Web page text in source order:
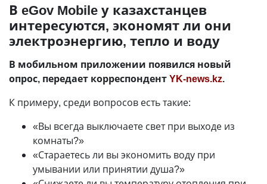
В eGov Mobile у казахстанцев
интересуются, экономят ли они
электроэнергию, тепло и воду
В мобильном приложении появился новый
опрос, передает корреспондентYK-news.kz.
К примеру, среди вопросов есть такие:
«Вы всегда выключаете свет при выходе из
комнаты?»
«Стараетесь ли вы экономить воду при
умывании или принятии душа?»